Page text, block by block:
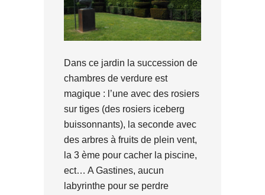
Dans ce jardin la succession de
chambres de verdure est
magique : l’une avec des rosiers
sur tiges (des rosiers iceberg
buissonnants), la seconde avec
des arbres à fruits de plein vent,
la 3 ème pour cacher la piscine,
ect… A Gastines, aucun
labyrinthe pour se perdre